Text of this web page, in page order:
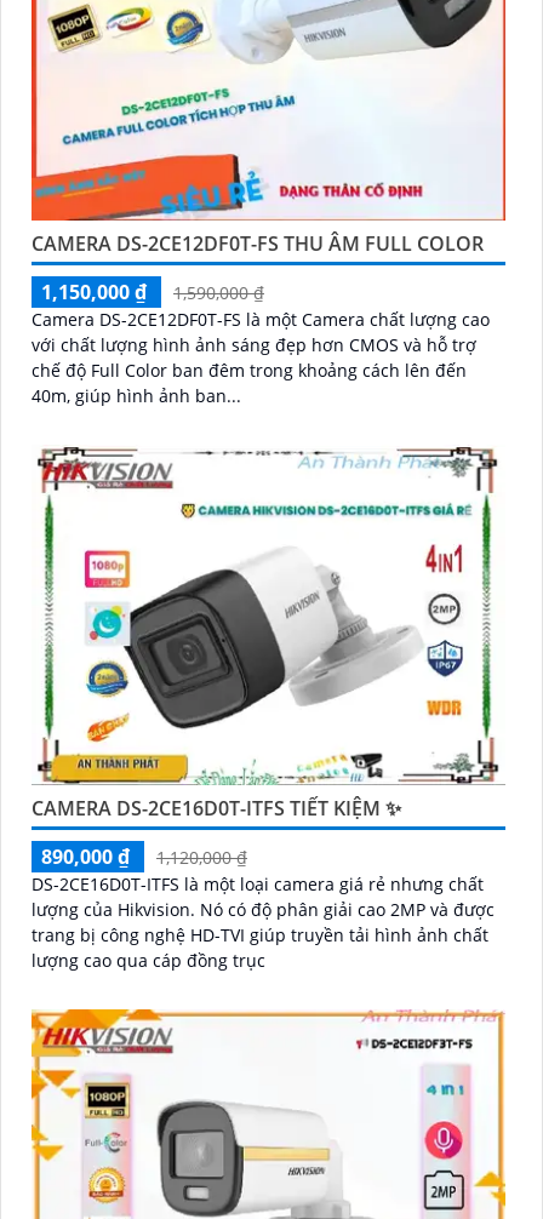
CAMERA DS-2CE12DF0T-FS THU ÂM FULL COLOR
1,150,000 ₫
1,590,000 ₫
Camera DS-2CE12DF0T-FS là một Camera chất lượng cao
với chất lượng hình ảnh sáng đẹp hơn CMOS và hỗ trợ
chế độ Full Color ban đêm trong khoảng cách lên đến
40m, giúp hình ảnh ban...
CAMERA DS-2CE16D0T-ITFS TIẾT KIỆM ✨
890,000 ₫
1,120,000 ₫
DS-2CE16D0T-ITFS là một loại camera giá rẻ nhưng chất
lượng của Hikvision. Nó có độ phân giải cao 2MP và được
trang bị công nghệ HD-TVI giúp truyền tải hình ảnh chất
lượng cao qua cáp đồng trục